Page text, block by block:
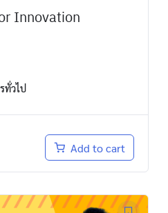
Innovation
ทั่วไป
Add to cart